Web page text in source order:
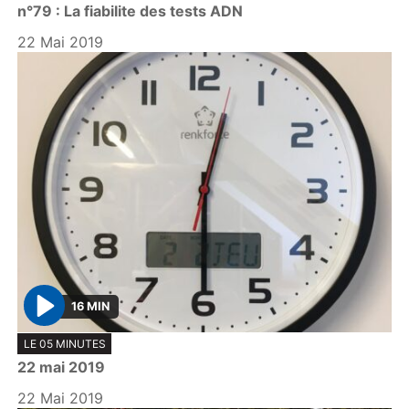
a
y
n°79 : La fiabilite des tests ADN
22 Mai 2019
P
l
a
y
16 MIN
LE 05 MINUTES
22 mai 2019
22 Mai 2019